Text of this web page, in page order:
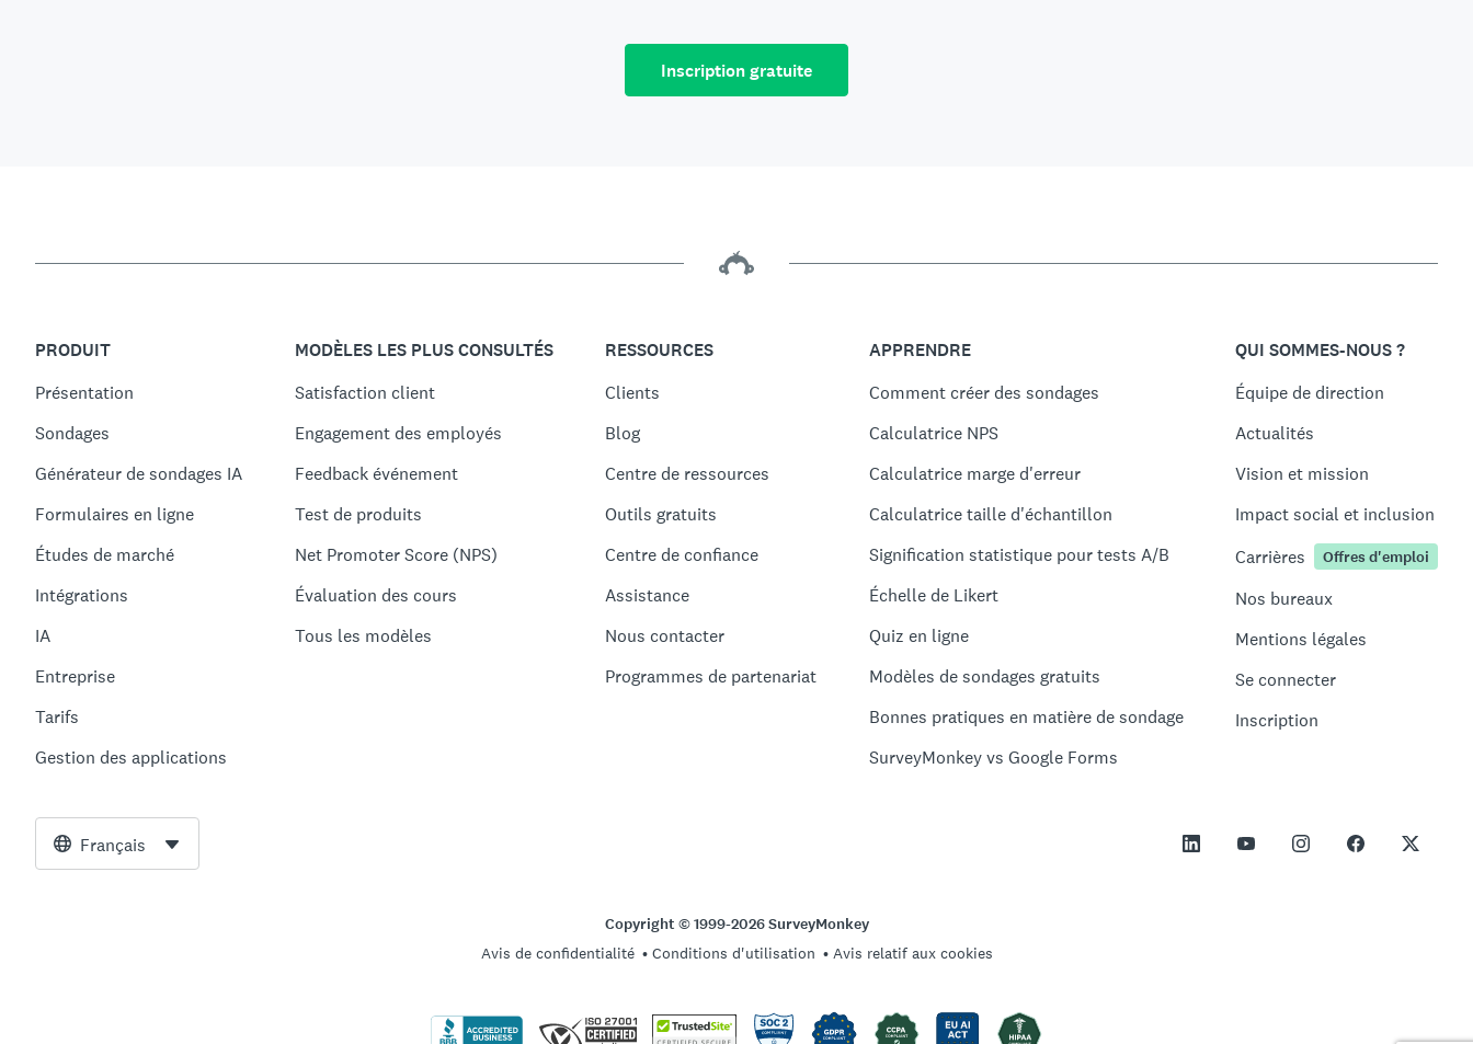
Inscription gratuite
PRODUIT
Présentation
Sondages
Générateur de sondages IA
Formulaires en ligne
Études de marché
Intégrations
IA
Entreprise
Tarifs
Gestion des applications
MODÈLES LES PLUS CONSULTÉS
Satisfaction client
Engagement des employés
Feedback événement
Test de produits
Net Promoter Score (NPS)
Évaluation des cours
Tous les modèles
RESSOURCES
Clients
Blog
Centre de ressources
Outils gratuits
Centre de confiance
Assistance
Nous contacter
Programmes de partenariat
APPRENDRE
Comment créer des sondages
Calculatrice NPS
Calculatrice marge d'erreur
Calculatrice taille d'échantillon
Signification statistique pour tests A/B
Échelle de Likert
Quiz en ligne
Modèles de sondages gratuits
Bonnes pratiques en matière de sondage
SurveyMonkey vs Google Forms
QUI SOMMES-NOUS ?
Équipe de direction
Actualités
Vision et mission
Impact social et inclusion
Carrières
Offres d'emploi
Nos bureaux
Mentions légales
Se connecter
Inscription
Français
Copyright © 1999-2026 SurveyMonkey
Avis de confidentialité Conditions d'utilisation Avis relatif aux cookies